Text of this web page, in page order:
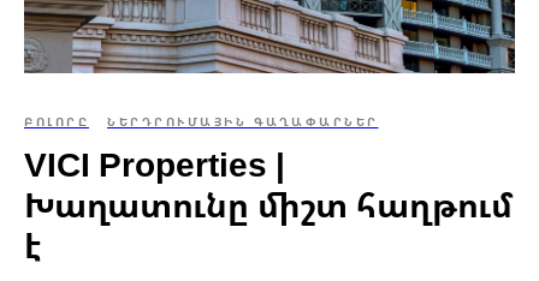
ԲՈԼՈՐԸ ՆԵՐԴՐՈՒՄԱՅԻՆ ԳԱՂԱՓԱՐՆԵՐ
VICI Properties |
Խաղատունը միշտ հաղթում
է